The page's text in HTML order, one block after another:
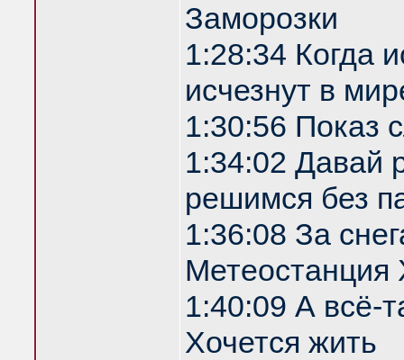
Заморозки
1:28:34 Когда
исчезнут в
1:30:56 Показ
1:34:02 Давай
решимся без
1:36:08 За
Метеостанция
1:40:09 А всё-
Хочется жить